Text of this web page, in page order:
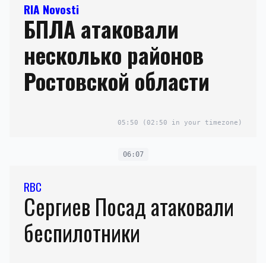
RIA Novosti
БПЛА атаковали
несколько районов
Ростовской области
05:50 (02:50 in your timezone)
06:07
RBC
Сергиев Посад атаковали
беспилотники